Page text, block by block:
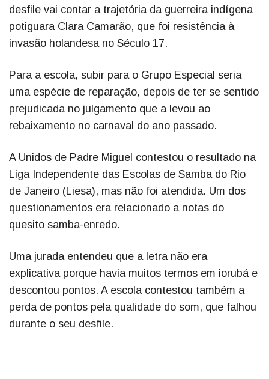
desfile vai contar a trajetória da guerreira indígena
potiguara Clara Camarão, que foi resistência à
invasão holandesa no Século 17.
Para a escola, subir para o Grupo Especial seria
uma espécie de reparação, depois de ter se sentido
prejudicada no julgamento que a levou ao
rebaixamento no carnaval do ano passado.
A Unidos de Padre Miguel contestou o resultado na
Liga Independente das Escolas de Samba do Rio
de Janeiro (Liesa), mas não foi atendida. Um dos
questionamentos era relacionado a notas do
quesito samba-enredo.
Uma jurada entendeu que a letra não era
explicativa porque havia muitos termos em iorubá e
descontou pontos. A escola contestou também a
perda de pontos pela qualidade do som, que falhou
durante o seu desfile.